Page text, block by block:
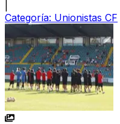
Categoría: Unionistas CF